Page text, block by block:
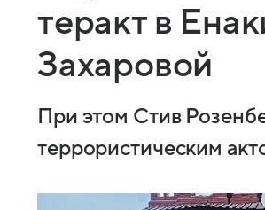
теракт в
Захаровой
При этом Стив
террористическим